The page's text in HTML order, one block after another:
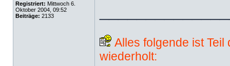
Registriert: Mittwoch 6.
Oktober 2004, 09:52
Beiträge: 2133
Alles folgende ist
wiederholt: